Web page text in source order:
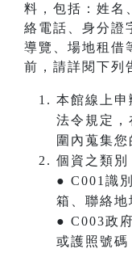
料，包括：姓名
絡電話、身分證
導覽、場地租借
前，請詳閱下列
本館線上申
法令規定，
圍內蒐集您
個資之類別
● C001識
箱、聯絡地
● C003政
或護照號碼